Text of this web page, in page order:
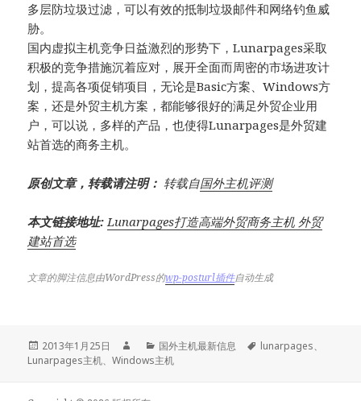
多层防垃圾过滤，可以有效的抵制垃圾邮件和网络钓鱼威
胁。
国内虚拟主机竞争日益激烈的形势下，Lunarpages采取
积极的竞争措施沉着应对，展开全面而周密的市场进攻计
划，提高各项促销项目，无论是Basic方案、Windows方
案，还是外贸主机方案，都能够很好的满足外贸企业用
户，可以说，多样的产品，也使得Lunarpages是外贸建
站首选的商务主机。
原创文章，转载请注明： 转载自国外主机评测
本文链接地址: Lunarpages打造高端外贸商务主机 外贸
建站首选
文章的脚注信息由WordPress的wp-posturl插件自动生成
发
布
2013年1月25日
者
分
类
国外主机最新信息
标
lunarpages、
Lunarpages主机、Windows主机